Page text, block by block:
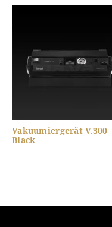
Vakuumiergerät V.300
Black